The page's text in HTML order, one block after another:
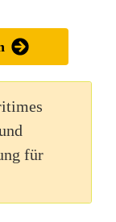
für